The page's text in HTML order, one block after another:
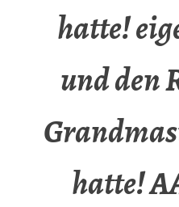
hatte!
und den
hatte!